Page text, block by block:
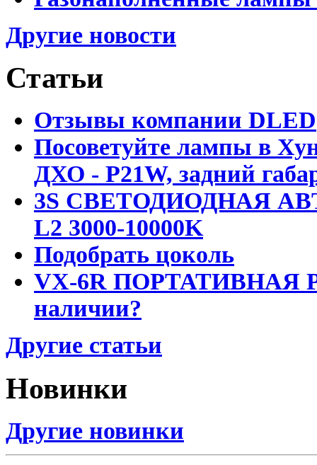
Другие новости
Статьи
Отзывы компании DLED
Посоветуйте лампы в
ДХО - P21W, задний
3S СВЕТОДИОДНАЯ
L2 3000-10000K
Подобрать цоколь
VX-6R ПОРТАТИВНАЯ
наличии?
Другие статьи
Новинки
Другие новинки